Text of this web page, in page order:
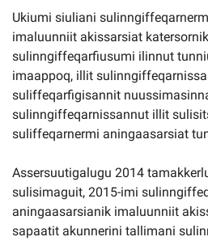
Ukiumi siuliani
imaluunniit akissarsiat
sulinngiffeqarfiusumi ilinnut
imaappoq, illit
suliffeqarfigisannit
sulinngiffeqarnissannut illit
suliffeqarnermi aningaasarsiat
Assersuutigalugu 2014
sulisimaguit, 2015-imi
aningaasarsianik imaluunniit
sapaatit akunnerini tallimani